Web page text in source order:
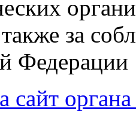
за
Федерации
сайт